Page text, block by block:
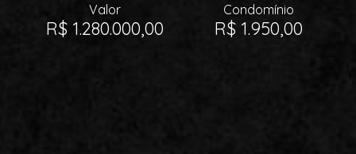
Valor
R$ 1.280.000,00
Condomínio
R$ 1.950,00